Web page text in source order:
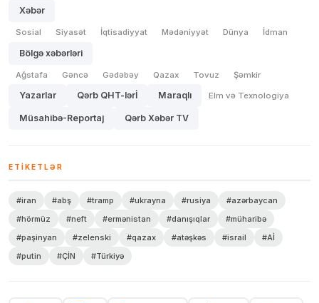
Xəbər
Sosial Siyasət İqtisadiyyat Mədəniyyət Dünya İdman
Bölgə xəbərləri
Ağstafa Gəncə Gədəbəy Qazax Tovuz Şəmkir
Yazarlar Qərb QHT-lərİ Maraqlı Elm və Texnologiya
Müsahibə-Reportaj Qərb Xəbər TV
ETIKETLƏR
#iran #abş #tramp #ukrayna #rusiya
#azərbaycan
#hörmüz
#neft #ermənistan #danışıqlar
#müharibə
#paşinyan
#zelenski #qazax #atəşkəs #israil
#Aİ
#putin
#ÇİN #Türkiyə